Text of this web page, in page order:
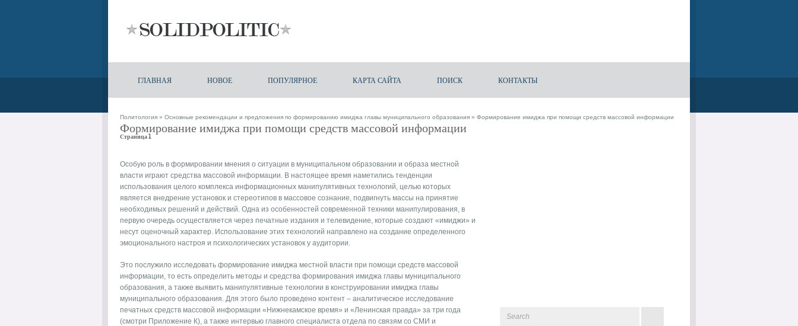
ГЛАВНАЯ НОВОЕ ПОПУЛЯРНОЕ КАРТА САЙТА ПОИСК КОНТАКТЫ
Политология » Основные рекомендации и предложения по формированию имиджа главы муниципального образования » Формирование имиджа при помощи средств массовой информации
Формирование имиджа при помощи средств массовой информации
Страница 1
Особую роль в формировании мнения о ситуации в муниципальном образовании и образа местной
власти играют средства массовой информации. В настоящее время наметились тенденции
использования целого комплекса информационных манипулятивных технологий, целью которых
является внедрение установок и стереотипов в массовое сознание, подвигнуть массы на принятие
необходимых решений и действий. Одна из особенностей современной техники манипулирования, в
первую очередь осуществляется через печатные издания и телевидение, которые создают «имиджи» и
несут оценочный характер. Использование этих технологий направлено на создание определенного
эмоционального настроя и психологических установок у аудитории.
Это послужило исследовать формирование имиджа местной власти при помощи средств массовой
информации, то есть определить методы и средства формирования имиджа главы муниципального
образования, а также выявить манипулятивные технологии в конструировании имиджа главы
муниципального образования. Для этого было проведено контент – аналитическое исследование
печатных средств массовой информации «Нижнекамское время» и «Ленинская правда» за три года
(смотри Приложение К), а также интервью главного специалиста отдела по связям со СМИ и